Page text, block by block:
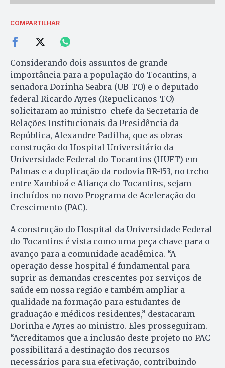
COMPARTILHAR
Considerando dois assuntos de grande
importância para a população do Tocantins, a
senadora Dorinha Seabra (UB-TO) e o deputado
federal Ricardo Ayres (Repuclicanos-TO)
solicitaram ao ministro-chefe da Secretaria de
Relações Institucionais da Presidência da
República, Alexandre Padilha, que as obras
construção do Hospital Universitário da
Universidade Federal do Tocantins (HUFT) em
Palmas e a duplicação da rodovia BR-153, no trcho
entre Xambioá e Aliança do Tocantins, sejam
incluídos no novo Programa de Aceleração do
Crescimento (PAC).
A construção do Hospital da Universidade Federal
do Tocantins é vista como uma peça chave para o
avanço para a comunidade acadêmica. “A
operação desse hospital é fundamental para
suprir as demandas crescentes por serviços de
saúde em nossa região e também ampliar a
qualidade na formação para estudantes de
graduação e médicos residentes,” destacaram
Dorinha e Ayres ao ministro. Eles prosseguiram.
“Acreditamos que a inclusão deste projeto no PAC
possibilitará a destinação dos recursos
necessários para sua efetivação, contribuindo